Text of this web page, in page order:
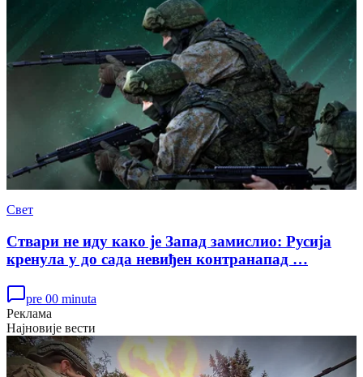
Свет
Ствари не иду како је Запад замислио: Русија
кренула у до сада невиђен контранапад …
pre 00 minuta
Реклама
Најновије вести